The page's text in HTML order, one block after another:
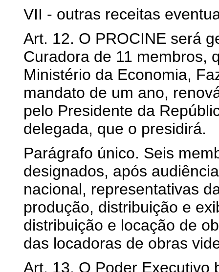
VII - outras receitas
Art. 12. O PROCINE será
Curadora de 11 membros,
Ministério da Economia,
mandato de um ano,
pelo Presidente da
delegada, que o presidirá.
Parágrafo único. Seis
designados, após
nacional, representativas
produção, distribuição e
distribuição e locação de
das locadoras de obras
Art. 13. O Poder Executivo